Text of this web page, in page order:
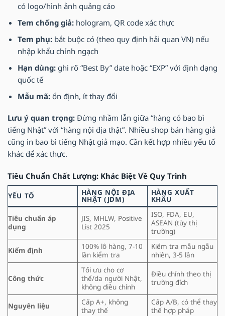
có logo/hình ảnh quảng cáo
Tem chống giả:hologram, QR code xác thực
Tem phụ:bắt buộc có (theo quy định hải quan VN) nếu
nhập khẩu chính ngạch
Hạn dùng:ghi rõ “Best By” date hoặc “EXP” với định dạng
quốc tế
Mẫu mã:ổn định, ít thay đổi
Lưu ý quan trọng: Đừng nhầm lẫn giữa “hàng có bao bì
tiếng Nhật” với “hàng nội địa thật”. Nhiều shop bán hàng giả
cũng in bao bì tiếng Nhật giả mạo. Cần kết hợp nhiều yếu tố
khác để xác thực.
Tiêu Chuẩn Chất Lượng: Khác Biệt Về Quy Trình
YẾU TỐ HÀNG NỘI ĐỊA
NHẬT (JDM)
HÀNG XUẤT
KHẨU
Tiêu chuẩn áp
dụng
JIS, MHLW, Positive
List 2025
ISO, FDA, EU,
ASEAN (tùy thị
trường)
Kiểm định
100% lô hàng, 7-10
lần kiểm tra
Kiểm tra mẫu ngẫu
nhiên, 3-5 lần
Công thức
Tối ưu cho cơ
thể/da người Nhật,
không điều chỉnh
Điều chỉnh theo thị
trường đích
Nguyên liệu
Cấp A+, không
thay thế
Cấp A/B, có thể thay
thế hợp pháp